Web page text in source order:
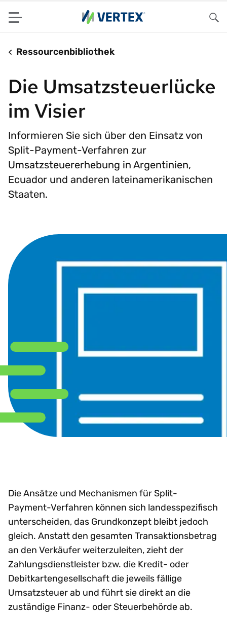
Menu
Ressourcenbibliothek
Die Umsatzsteuerlücke
im Visier
Informieren Sie sich über den Einsatz von
Split-Payment-Verfahren zur
Umsatzsteuererhebung in Argentinien,
Ecuador und anderen lateinamerikanischen
Staaten.
Die Ansätze und Mechanismen für Split-
Payment-Verfahren können sich landesspezifisch
unterscheiden, das Grundkonzept bleibt jedoch
gleich. Anstatt den gesamten Transaktionsbetrag
an den Verkäufer weiterzuleiten, zieht der
Zahlungsdienstleister bzw. die Kredit- oder
Debitkartengesellschaft die jeweils fällige
Umsatzsteuer ab und führt sie direkt an die
zuständige Finanz- oder Steuerbehörde ab.